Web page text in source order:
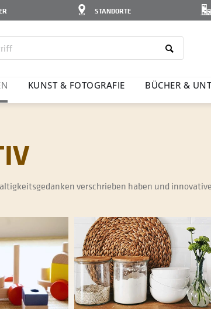
STANDORTE
KUNST & FOTO­GRAFIE BÜCHER &
verschrieben haben und